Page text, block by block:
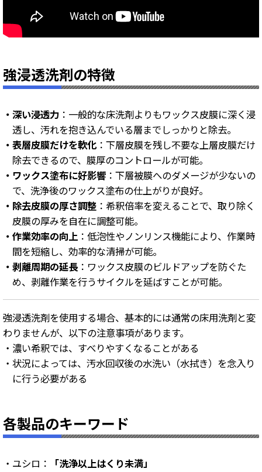
強浸透洗剤の特徴
・深い浸透力 ：一般的な床洗剤よりもワックス皮膜に深く浸
透し、汚れを抱き込んでいる層までしっかりと除去。
・表層皮膜だけを軟化：下層皮膜を残し不要な上層皮膜だけ
除去できるので、膜厚のコントロールが可能。
・ワックス塗布に好影響 ：下層被膜へのダメージが少ないの
で、洗浄後のワックス塗布の仕上がりが良好。
・除去皮膜の厚さ調整 ：希釈倍率を変えることで、取り除く
皮膜の厚みを自在に調整可能。
・作業効率の向上 ：低泡性やノンリンス機能により、作業時
間を短縮し、効率的な清掃が可能。
・剥離周期の延長：ワックス皮膜のビルドアップを防ぐた
め、剥離作業を行うサイクルを延ばすことが可能。
強浸透洗剤を使用する場合、基本的には通常の床用洗剤と変
わりませんが、以下の注意事項があります。
・濃い希釈では、すべりやすくなることがある
・状況によっては、汚水回収後の水洗い（水拭き）を念入り
に行う必要がある
各製品のキーワード
・ユシロ：
「洗浄以上はくり未満」